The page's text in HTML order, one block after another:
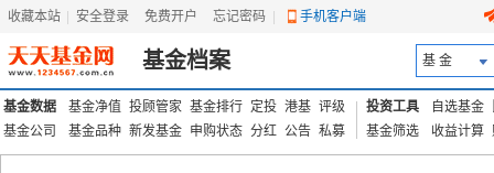
收藏本站 安全登录 免费开户 忘记密码 手机客户端
基金档案 基 金
基金数据 基金净值 投顾管家 基金排行 定投 港基 评级
基金公司
基金品种 新发基金 申购状态 分红 公告 私募
投资工具 自选基金
基金筛选
收益计算